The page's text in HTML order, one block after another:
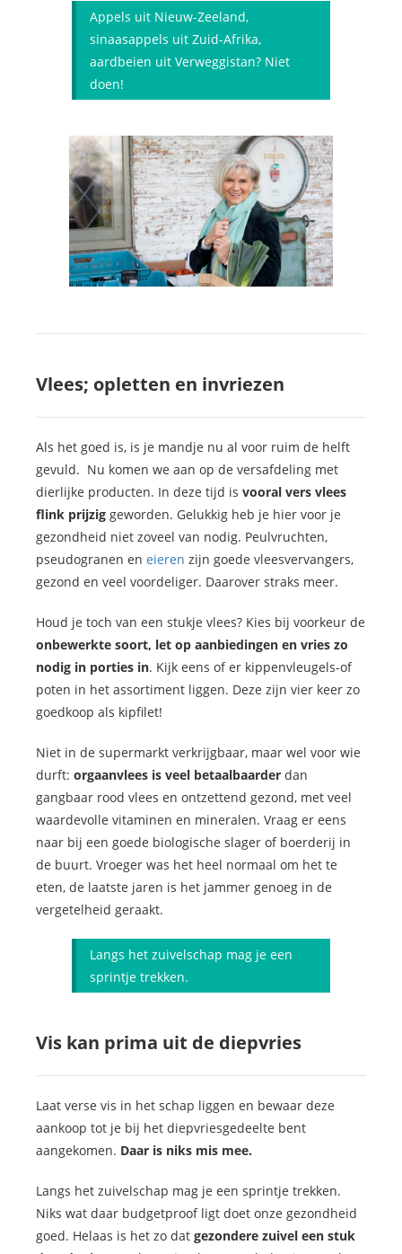
Appels uit Nieuw-Zeeland,
sinaasappels uit Zuid-Afrika,
aardbeien uit Verweggistan? Niet
doen!
Vlees; opletten en invriezen
Als het goed is, is je mandje nu al voor ruim de helft
gevuld. Nu komen we aan op de versafdeling met
dierlijke producten. In deze tijd is vooral vers vlees
flink prijzig geworden. Gelukkig heb je hier voor je
gezondheid niet zoveel van nodig. Peulvruchten,
pseudogranen en eieren zijn goede vleesvervangers,
gezond en veel voordeliger. Daarover straks meer.
Houd je toch van een stukje vlees? Kies bij voorkeur de
onbewerkte soort, let op aanbiedingen en vries zo
nodig in porties in. Kijk eens of er kippenvleugels-of
poten in het assortiment liggen. Deze zijn vier keer zo
goedkoop als kipfilet!
Niet in de supermarkt verkrijgbaar, maar wel voor wie
durft: orgaanvlees is veel betaalbaarder dan
gangbaar rood vlees en ontzettend gezond, met veel
waardevolle vitaminen en mineralen. Vraag er eens
naar bij een goede biologische slager of boerderij in
de buurt. Vroeger was het heel normaal om het te
eten, de laatste jaren is het jammer genoeg in de
vergetelheid geraakt.
Langs het zuivelschap mag je een
sprintje trekken.
Vis kan prima uit de diepvries
Laat verse vis in het schap liggen en bewaar deze
aankoop tot je bij het diepvriesgedeelte bent
aangekomen. Daar is niks mis mee.
Langs het zuivelschap mag je een sprintje trekken.
Niks wat daar budgetproof ligt doet onze gezondheid
goed. Helaas is het zo dat gezondere zuivel een stuk